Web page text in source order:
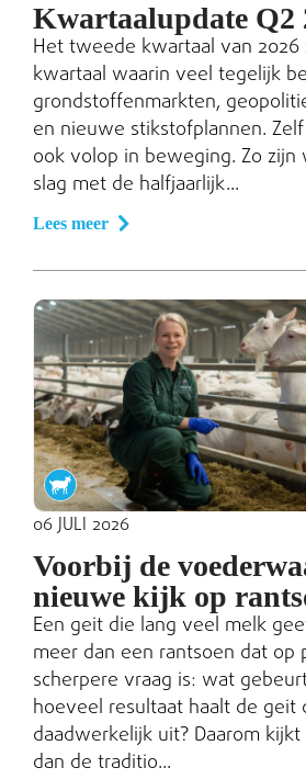
Kwartaalupdate Q2
Het tweede kwartaal van 2026
kwartaal waarin veel tegelijk
grondstoffenmarkten,
en nieuwe stikstofplannen.
ook volop in beweging. Zo zijn
slag met de halfjaarlijk...
Lees meer
06 JULI 2026
Voorbij de
nieuwe kijk op
Een geit die lang veel melk
meer dan een rantsoen dat op
scherpere vraag is: wat
hoeveel resultaat haalt de geit
daadwerkelijk uit? Daarom
dan de traditio...